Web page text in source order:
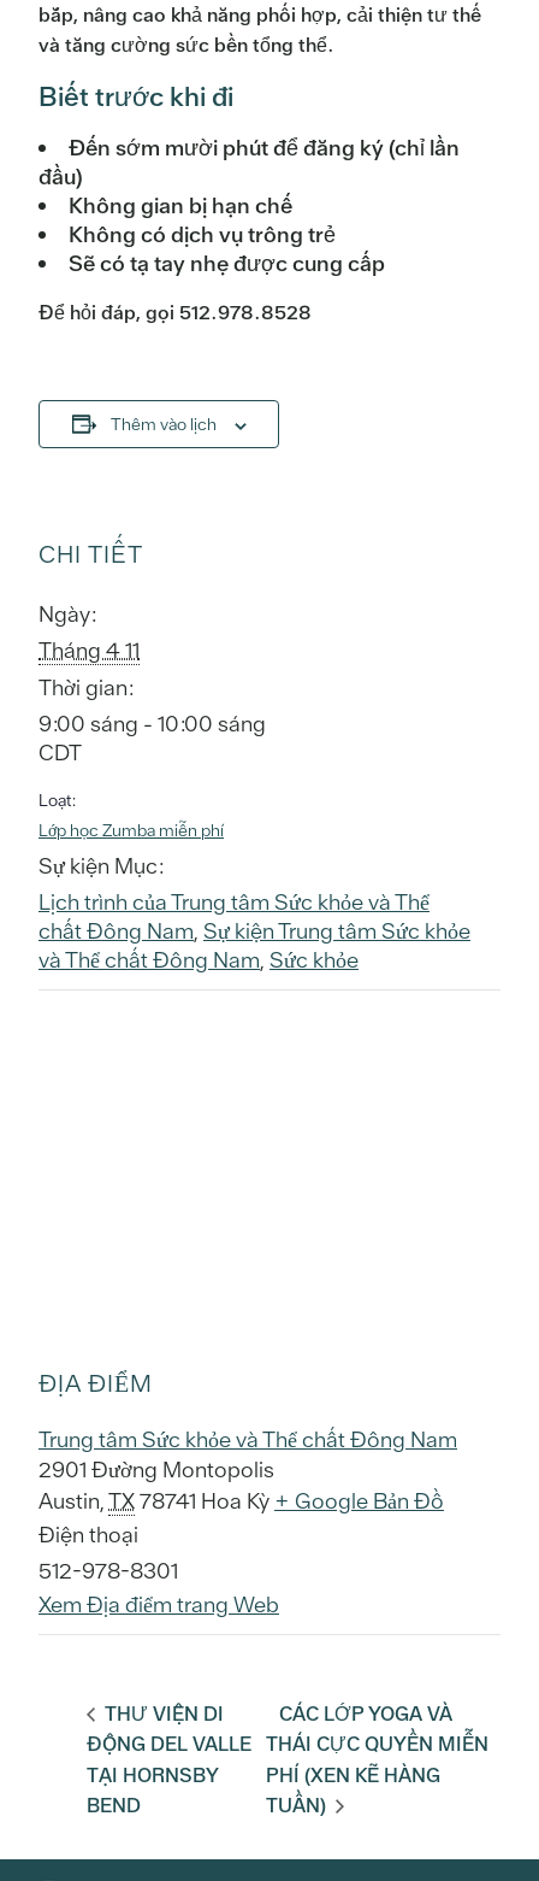
bắp, nâng cao khả năng phối hợp, cải thiện tư thế
và tăng cường sức bền tổng thể.
Biết trước khi đi
Đến sớm mười phút để đăng ký (chỉ lần
đầu)
Không gian bị hạn chế
Không có dịch vụ trông trẻ
Sẽ có tạ tay nhẹ được cung cấp
Để hỏi đáp, gọi 512.978.8528
Thêm vào lịch
CHI TIẾT
Ngày:
Tháng 4 11
Thời gian:
9:00 sáng - 10:00 sáng
CDT
Loạt:
Lớp học Zumba miễn phí
Sự kiện Mục:
Lịch trình của Trung tâm Sức khỏe và Thể
chất Đông Nam, Sự kiện Trung tâm Sức khỏe
và Thể chất Đông Nam, Sức khỏe
ĐỊA ĐIỂM
Trung tâm Sức khỏe và Thể chất Đông Nam
2901 Đường Montopolis
Austin,TX78741 Hoa Kỳ + Google Bản Đồ
Điện thoại
512-978-8301
Xem Địa điểm trang Web
THƯ VIỆN DI
ĐỘNG DEL VALLE
TẠI HORNSBY
BEND
CÁC LỚP YOGA VÀ
THÁI CỰC QUYỀN MIỄN
PHÍ (XEN KẼ HÀNG
TUẦN)